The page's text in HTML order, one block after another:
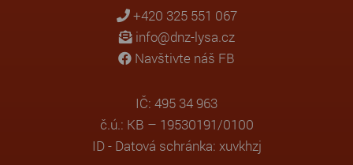
+420 325 551 067
info@dnz-lysa.cz
Navštivte náš FB
IČ: 495 34 963
č.ú.: KB – 19530191/0100
ID - Datová schránka: xuvkhzj